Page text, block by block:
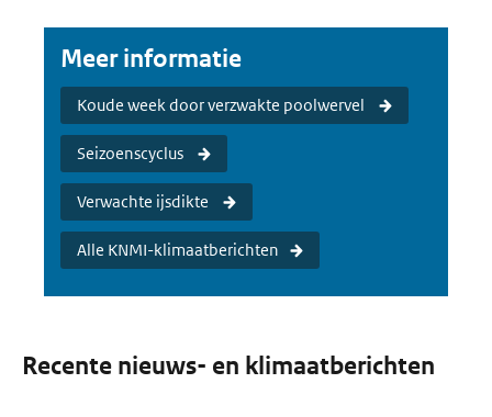
Meer informatie
Koude week door verzwakte poolwervel
Seizoenscyclus
Verwachte ijsdikte
Alle KNMI-klimaatberichten
Recente nieuws- en klimaatberichten